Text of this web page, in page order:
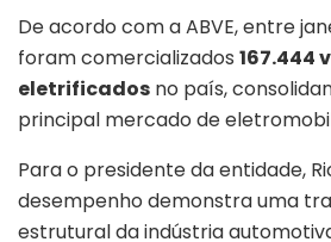
De acordo com a ABVE, entre
foram comercializados 167.444
eletrificados no país,
principal mercado de
Para o presidente da entidade,
desempenho demonstra uma
estrutural da indústria